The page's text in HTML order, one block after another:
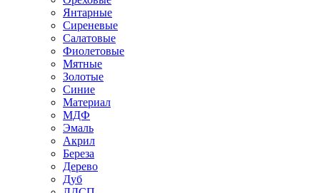
Янтарные
Сиреневые
Салатовые
Фиолетовые
Мятные
Золотые
Синие
Материал
МДФ
Эмаль
Акрил
Береза
Дерево
Дуб